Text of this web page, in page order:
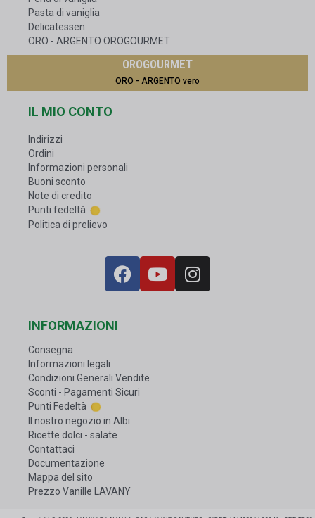
Pasta di vaniglia
Delicatessen
ORO - ARGENTO OROGOURMET
OROGOURMET
ORO - ARGENTO vero
IL MIO CONTO
Indirizzi
Ordini
Informazioni personali
Buoni sconto
Note di credito
Punti fedeltà
Politica di prelievo
INFORMAZIONI
Consegna
Informazioni legali
Condizioni Generali Vendite
Sconti - Pagamenti Sicuri
Punti Fedeltà
Il nostro negozio in Albi
Ricette dolci - salate
Contattaci
Documentazione
Mappa del sito
Prezzo Vanille LAVANY